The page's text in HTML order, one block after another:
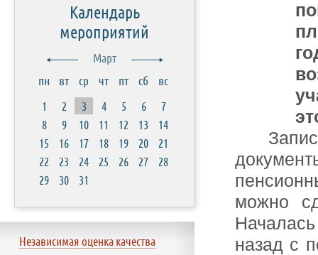
можно
назад с
Календарь
мероприятий
Март
пн
вт ср чт пт сб
вс
1
2 3 4 5 6
7
8
9 10 11 12 13
14
15
16 17 18 19 20
21
22
23 24 25 26 27
28
29
30 31
Независимая оценка качества